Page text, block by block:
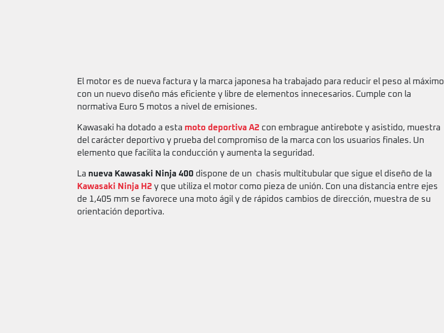
El motor es de nueva factura y la marca japonesa ha trabajado para reducir el peso al máximo
con un nuevo diseño más eficiente y libre de elementos innecesarios. Cumple con la
normativa Euro 5 motos a nivel de emisiones.
Kawasaki ha dotado a esta moto deportiva A2 con embrague antirebote y asistido, muestra
del carácter deportivo y prueba del compromiso de la marca con los usuarios finales. Un
elemento que facilita la conducción y aumenta la seguridad.
La nueva Kawasaki Ninja 400 dispone de un chasis multitubular que sigue el diseño de la
Kawasaki Ninja H2 y que utiliza el motor como pieza de unión. Con una distancia entre ejes
de 1,405 mm se favorece una moto ágil y de rápidos cambios de dirección, muestra de su
orientación deportiva.